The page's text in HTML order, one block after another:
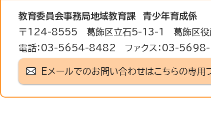
教育委員会事務局地域教育課
青少年育成係
〒124-8555 葛飾区立石5-13-1 葛飾区
電話：03-5654-8482 ファクス：03-
Eメールでのお問い合わせはこちらの専用